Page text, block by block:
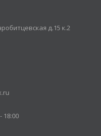
д.15 к.2
18:00